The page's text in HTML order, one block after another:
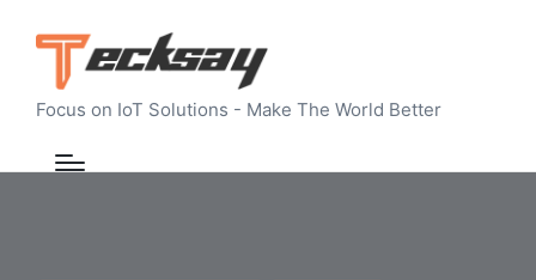
Focus on IoT Solutions - Make The World Better